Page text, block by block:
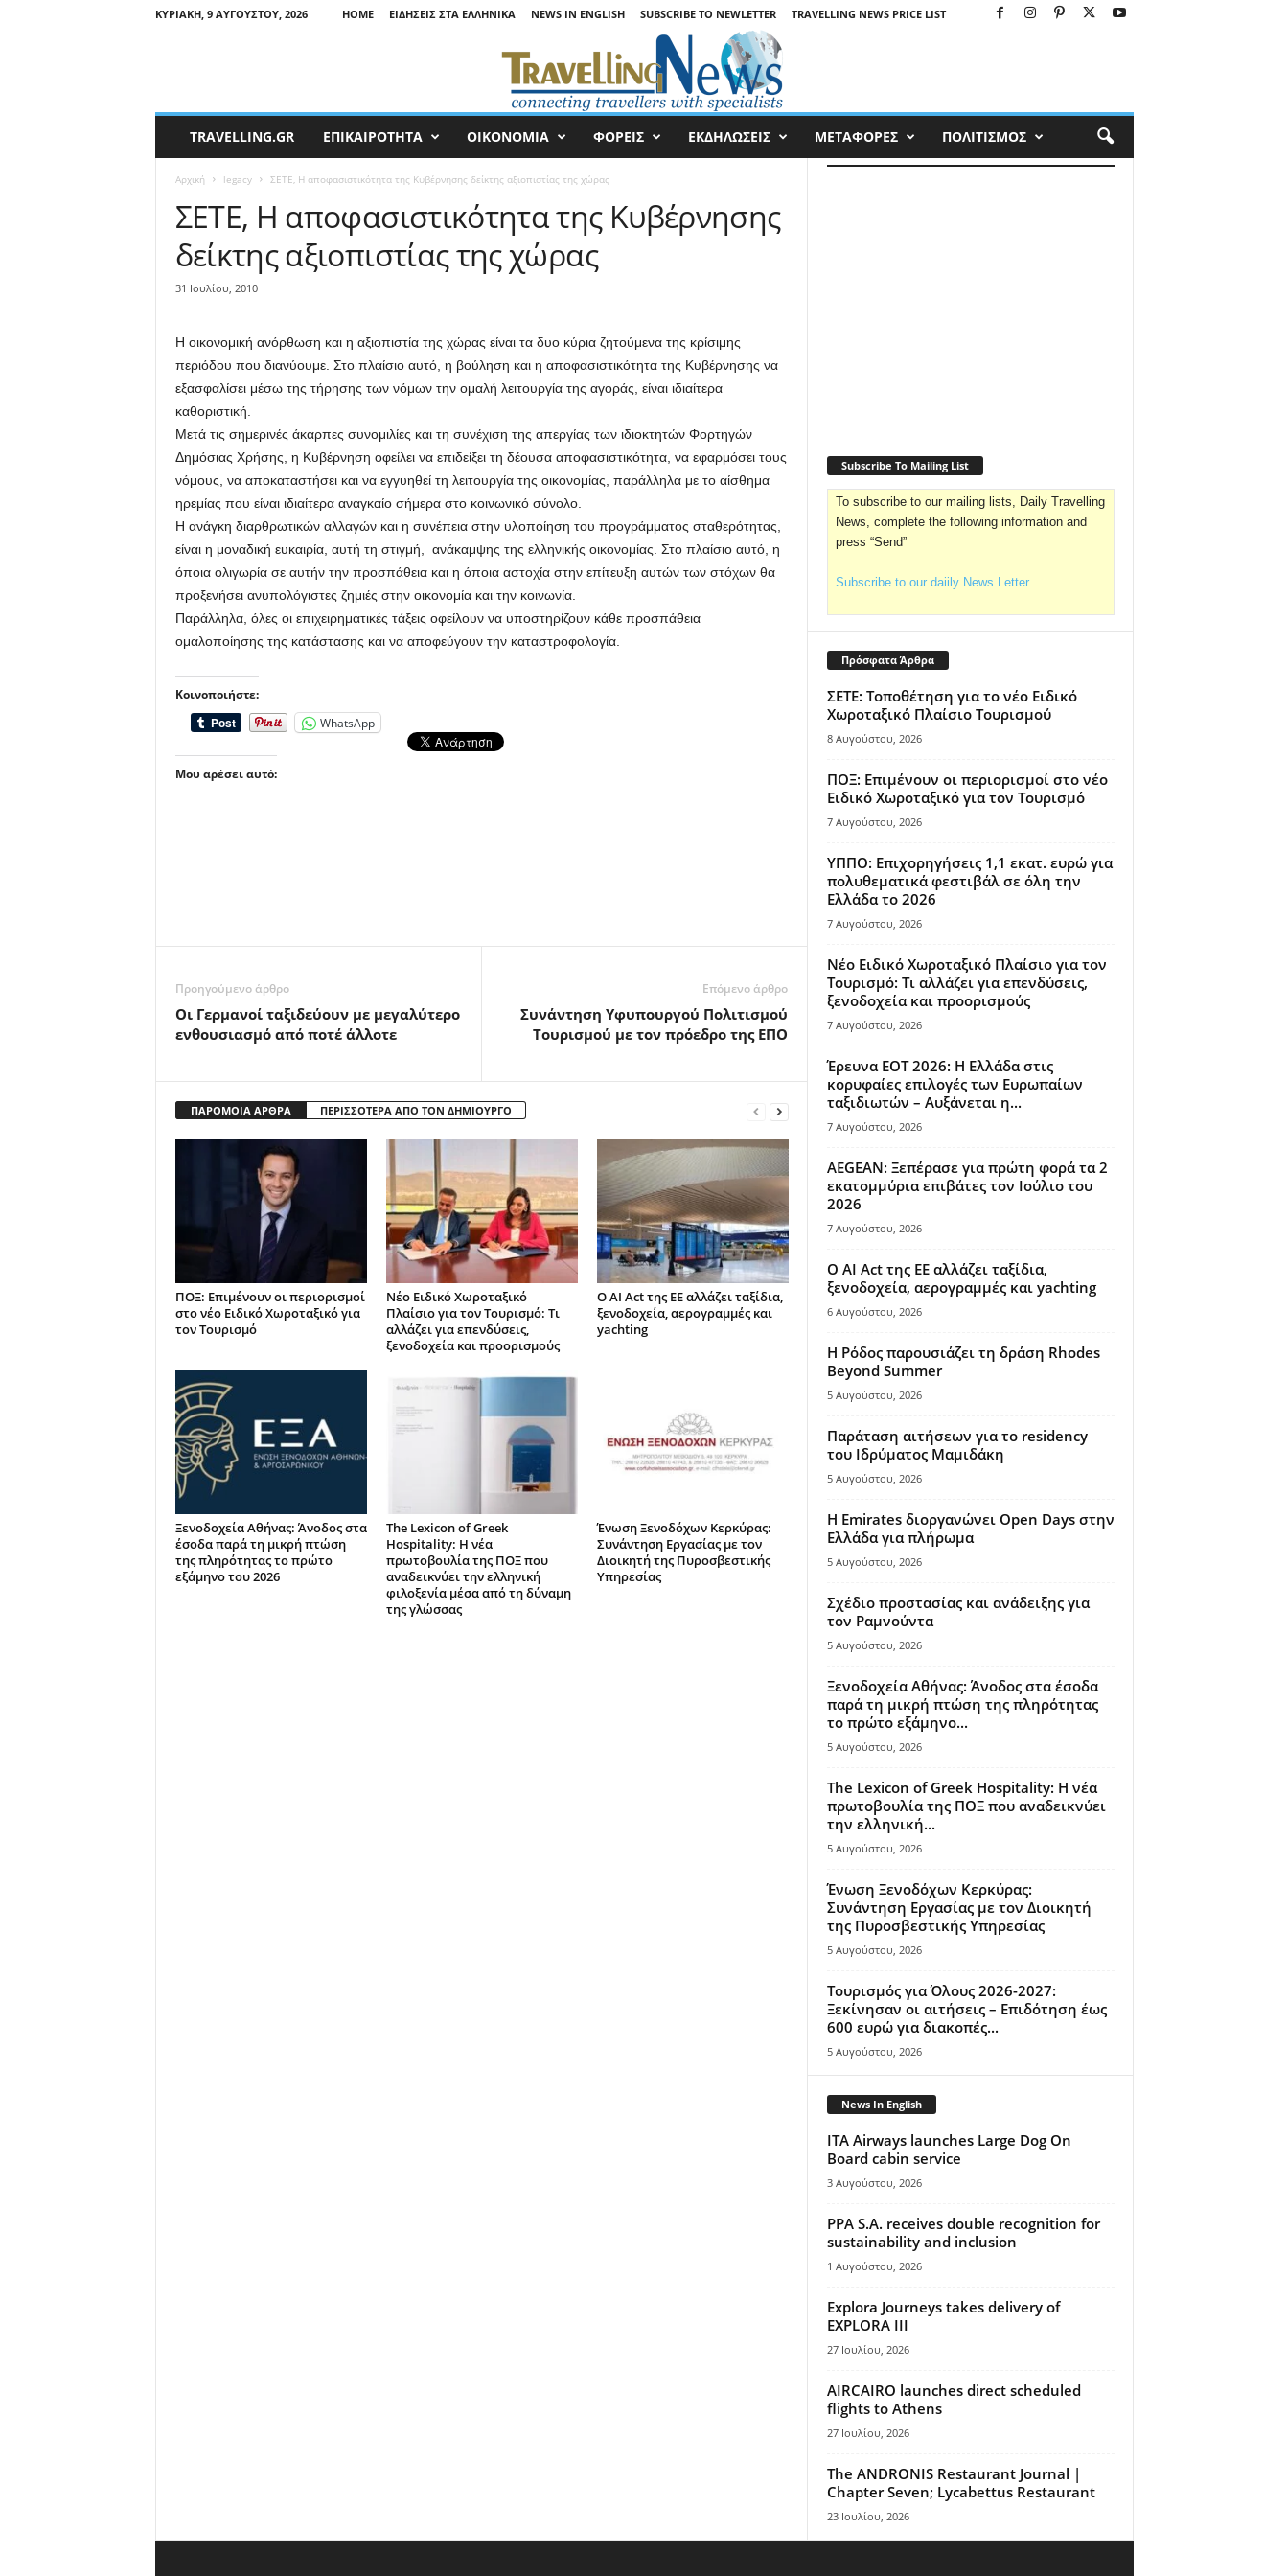
ΚΥΡΙΑΚΉ, 9 ΑΥΓΟΎΣΤΟΥ, 2026 HOME ΕΙΔΉΣΕΙΣ ΣΤΑ ΕΛΛΗΝΙΚΆ NEWS IN ENGLISH SUBSCRIBE TO NEWLETTER TRAVELLING NEWS PRICE LIST
a
TRAVELLING.GR ΕΠΙΚΑΙΡΟΤΗΤΑ ΟΙΚΟΝΟΜΙΑ ΦΟΡΕΙΣ ΕΚΔΗΛΩΣΕΙΣ ΜΕΤΑΦΟΡΕΣ ΠΟΛΙΤΙΣΜΟΣ
Αρχική legacy ΣΕΤΕ, Η αποφασιστικότητα της Κυβέρνησης δείκτης αξιοπιστίας της χώρας
ΣΕΤΕ, Η αποφασιστικότητα της Κυβέρνησης
δείκτης αξιοπιστίας της χώρας
31 Ιουλίου, 2010
Η οικονομική ανόρθωση και η αξιοπιστία της χώρας είναι τα δυο κύρια ζητούμενα της κρίσιμης
περιόδου που διανύουμε. Στο πλαίσιο αυτό, η βούληση και η αποφασιστικότητα της Κυβέρνησης να
εξασφαλίσει μέσω της τήρησης των νόμων την ομαλή λειτουργία της αγοράς, είναι ιδιαίτερα
καθοριστική.
Μετά τις σημερινές άκαρπες συνομιλίες και τη συνέχιση της απεργίας των ιδιοκτητών Φορτηγών
Δημόσιας Χρήσης, η Κυβέρνηση οφείλει να επιδείξει τη δέουσα αποφασιστικότητα, να εφαρμόσει τους
νόμους, να αποκαταστήσει και να εγγυηθεί τη λειτουργία της οικονομίας, παράλληλα με το αίσθημα
ηρεμίας που είναι ιδιαίτερα αναγκαίο σήμερα στο κοινωνικό σύνολο.
Η ανάγκη διαρθρωτικών αλλαγών και η συνέπεια στην υλοποίηση του προγράμματος σταθερότητας,
είναι η μοναδική ευκαιρία, αυτή τη στιγμή, ανάκαμψης της ελληνικής οικονομίας. Στο πλαίσιο αυτό, η
όποια ολιγωρία σε αυτήν την προσπάθεια και η όποια αστοχία στην επίτευξη αυτών των στόχων θα
προξενήσει ανυπολόγιστες ζημιές στην οικονομία και την κοινωνία.
Παράλληλα, όλες οι επιχειρηματικές τάξεις οφείλουν να υποστηρίζουν κάθε προσπάθεια
ομαλοποίησης της κατάστασης και να αποφεύγουν την καταστροφολογία.
Κοινοποιήστε:
WhatsApp
Μου αρέσει αυτό:
Προηγούμενο άρθρο
Οι Γερμανοί ταξιδεύουν με μεγαλύτερο
ενθουσιασμό από ποτέ άλλοτε
Επόμενο άρθρο
Συνάντηση Υφυπουργού Πολιτισμού
Τουρισμού με τον πρόεδρο της ΕΠΟ
ΠΑΡΟΜΟΙΑ ΑΡΘΡΑ ΠΕΡΙΣΣΟΤΕΡΑ ΑΠΟ ΤΟΝ ΔΗΜΙΟΥΡΓΟ
ΠΟΞ: Επιμένουν οι περιορισμοί
στο νέο Ειδικό Χωροταξικό για
τον Τουρισμό
Νέο Ειδικό Χωροταξικό
Πλαίσιο για τον Τουρισμό: Τι
αλλάζει για επενδύσεις,
ξενοδοχεία και προορισμούς
Ο AI Act της ΕΕ αλλάζει ταξίδια,
ξενοδοχεία, αερογραμμές και
yachting
Ξενοδοχεία Αθήνας: Άνοδος στα
έσοδα παρά τη μικρή πτώση
της πληρότητας το πρώτο
εξάμηνο του 2026
The Lexicon of Greek
Hospitality: Η νέα
πρωτοβουλία της ΠΟΞ που
αναδεικνύει την ελληνική
φιλοξενία μέσα από τη δύναμη
της γλώσσας
Ένωση Ξενοδόχων Κερκύρας:
Συνάντηση Εργασίας με τον
Διοικητή της Πυροσβεστικής
Υπηρεσίας
Subscribe To Mailing List
To subscribe to our mailing lists, Daily Travelling
News, complete the following information and
press “Send”
Subscribe to our daiily News Letter
Πρόσφατα Άρθρα
ΣΕΤΕ: Τοποθέτηση για το νέο Ειδικό
Χωροταξικό Πλαίσιο Τουρισμού
8 Αυγούστου, 2026
ΠΟΞ: Επιμένουν οι περιορισμοί στο νέο
Ειδικό Χωροταξικό για τον Τουρισμό
7 Αυγούστου, 2026
ΥΠΠΟ: Επιχορηγήσεις 1,1 εκατ. ευρώ για
πολυθεματικά φεστιβάλ σε όλη την
Ελλάδα το 2026
7 Αυγούστου, 2026
Νέο Ειδικό Χωροταξικό Πλαίσιο για τον
Τουρισμό: Τι αλλάζει για επενδύσεις,
ξενοδοχεία και προορισμούς
7 Αυγούστου, 2026
Έρευνα ΕΟΤ 2026: Η Ελλάδα στις
κορυφαίες επιλογές των Ευρωπαίων
ταξιδιωτών – Αυξάνεται η...
7 Αυγούστου, 2026
AEGEAN: Ξεπέρασε για πρώτη φορά τα 2
εκατομμύρια επιβάτες τον Ιούλιο του
2026
7 Αυγούστου, 2026
Ο AI Act της ΕΕ αλλάζει ταξίδια,
ξενοδοχεία, αερογραμμές και yachting
6 Αυγούστου, 2026
Η Ρόδος παρουσιάζει τη δράση Rhodes
Beyond Summer
5 Αυγούστου, 2026
Παράταση αιτήσεων για το residency
του Ιδρύματος Μαμιδάκη
5 Αυγούστου, 2026
Η Emirates διοργανώνει Open Days στην
Ελλάδα για πλήρωμα
5 Αυγούστου, 2026
Σχέδιο προστασίας και ανάδειξης για
τον Ραμνούντα
5 Αυγούστου, 2026
Ξενοδοχεία Αθήνας: Άνοδος στα έσοδα
παρά τη μικρή πτώση της πληρότητας
το πρώτο εξάμηνο...
5 Αυγούστου, 2026
The Lexicon of Greek Hospitality: Η νέα
πρωτοβουλία της ΠΟΞ που αναδεικνύει
την ελληνική...
5 Αυγούστου, 2026
Ένωση Ξενοδόχων Κερκύρας:
Συνάντηση Εργασίας με τον Διοικητή
της Πυροσβεστικής Υπηρεσίας
5 Αυγούστου, 2026
Τουρισμός για Όλους 2026-2027:
Ξεκίνησαν οι αιτήσεις – Επιδότηση έως
600 ευρώ για διακοπές...
5 Αυγούστου, 2026
News In English
ITA Airways launches Large Dog On
Board cabin service
3 Αυγούστου, 2026
PPA S.A. receives double recognition for
sustainability and inclusion
1 Αυγούστου, 2026
Explora Journeys takes delivery of
EXPLORA III
27 Ιουλίου, 2026
AIRCAIRO launches direct scheduled
flights to Athens
27 Ιουλίου, 2026
The ANDRONIS Restaurant Journal |
Chapter Seven; Lycabettus Restaurant
23 Ιουλίου, 2026